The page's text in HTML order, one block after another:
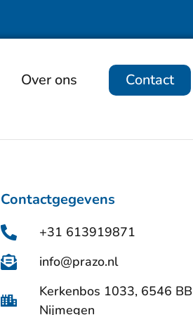
Over ons Contact
Contactgegevens
+31 613919871
info@prazo.nl
Kerkenbos 1033, 6546 BB
Nijmegen